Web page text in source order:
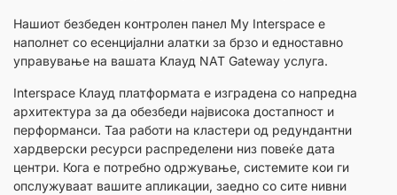
Нашиот безбеден контролен панел My Interspace е
наполнет со есенцијални алатки за брзо и едноставно
управување на вашата Kлауд NAT Gateway услуга.
Interspace Клауд платформата е изградена со напредна
архитектура за да обезбеди највисока достапност и
перформанси. Таа работи на кластери од редундантни
хардверски ресурси распределени низ повеќе дата
центри. Кога е потребно одржување, системите кои ги
опслужуваат вашите апликации, заедно со сите нивни